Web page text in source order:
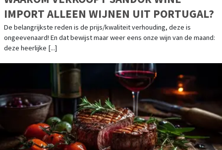
IMPORT ALLEEN WIJNEN UIT PORTUGAL?
De belangrijkste reden is de prijs/kwaliteit verhouding, deze is
ongeevenaard! En dat bewijst maar weer eens onze wijn van de maand:
deze heerlijke [...]